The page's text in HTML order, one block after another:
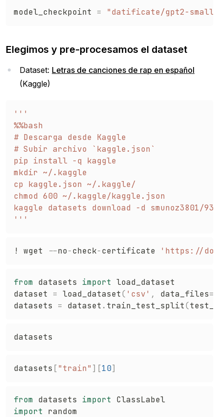
model_checkpoint = "datificate/gpt2-small-
Elegimos y pre-procesamos el dataset
Dataset: Letras de canciones de rap en español
(Kaggle)
'''
%%bash
# Descarga desde Kaggle
# Subir archivo `kaggle.json`
pip install -q kaggle
mkdir ~/.kaggle
cp kaggle.json ~/.kaggle/
chmod 600 ~/.kaggle/kaggle.json
kaggle datasets download -d smunoz3801/
'''
! wget --no-check-certificate 'https://
from datasets import load_dataset
dataset = load_dataset( 'csv' , data_files=
datasets = dataset . train_test_split(
datasets ["train" ] [10]
from datasets import
import